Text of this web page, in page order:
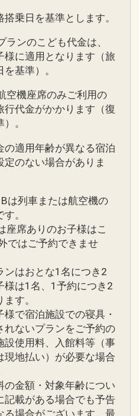
乗日を基準とします。
ランのこども代金は、
様に適用となります（旅
基準）。
空機座席のみご利用の
行代金がかかります（復
。
適用年齢が異なる宿泊
定のない場合がありま
Bは列車または航空機の
。
座席ありのお子様はこ
ではご予約できませ
ンはおとな1名につき2
様は1名、1予約につき2
す。
様で宿泊施設での寝具・
れないプランをご予約の
設使用料、入館料等（事
現地払い）が必要な場合
の金額・対象年齢につい
記載がある場合でも予告
る場合がございます。最